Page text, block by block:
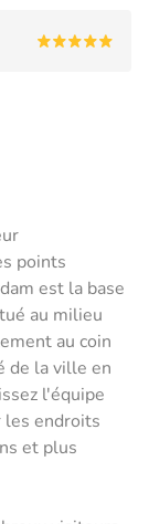
points
est la base
au milieu
au coin
de la ville en
l'équipe
les endroits
et plus